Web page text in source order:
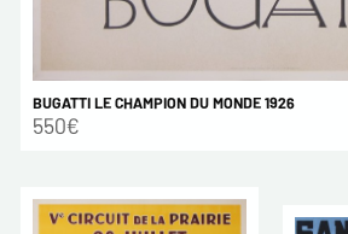
BUGATTI LE CHAMPION DU MONDE 1926
550€